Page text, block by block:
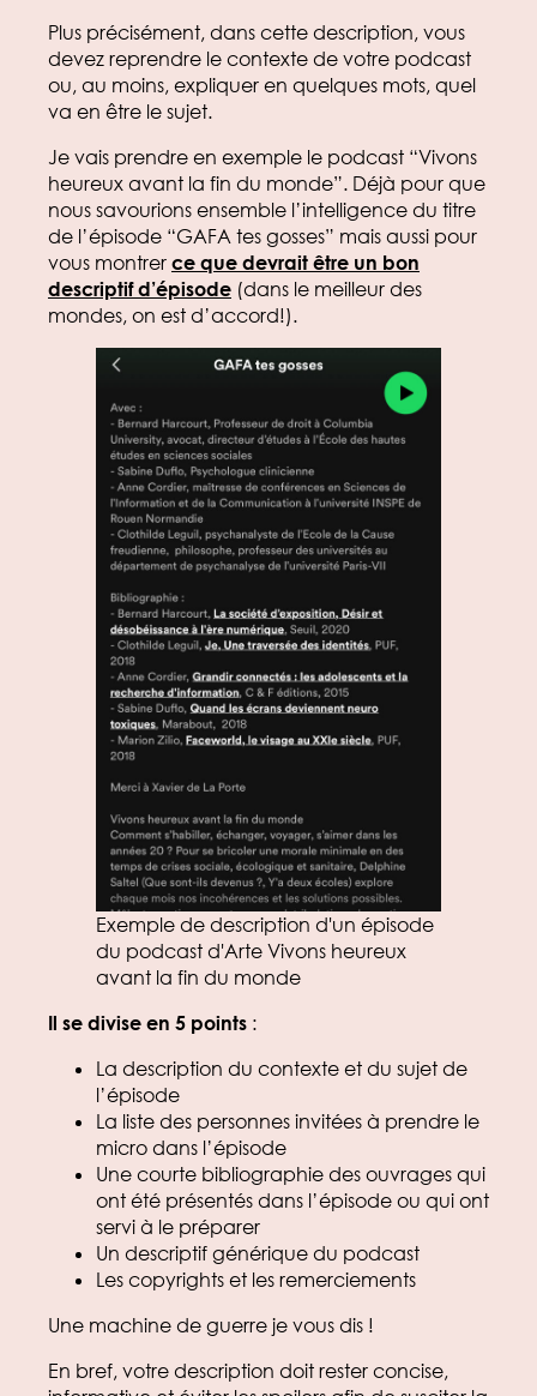
Plus précisément, dans cette description, vous
devez reprendre le contexte de votre podcast
ou, au moins, expliquer en quelques mots, quel
va en être le sujet.
Je vais prendre en exemple le podcast “Vivons
heureux avant la fin du monde”. Déjà pour que
nous savourions ensemble l’intelligence du titre
de l’épisode “GAFA tes gosses” mais aussi pour
vous montrer ce que devrait être un bon
descriptif d’épisode (dans le meilleur des
mondes, on est d’accord!).
Exemple de description d'un épisode
du podcast d'Arte Vivons heureux
avant la fin du monde
Il se divise en 5 points :
La description du contexte et du sujet de
l’épisode
La liste des personnes invitées à prendre le
micro dans l’épisode
Une courte bibliographie des ouvrages qui
ont été présentés dans l’épisode ou qui ont
servi à le préparer
Un descriptif générique du podcast
Les copyrights et les remerciements
Une machine de guerre je vous dis !
En bref, votre description doit rester concise,